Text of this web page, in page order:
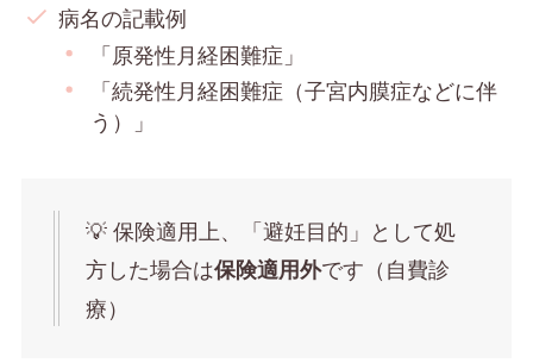
病名の記載例
「原発性月経困難症」
「続発性月経困難症（子宮内膜症などに伴
う）」
💡 保険適用上、「避妊目的」として処
方した場合は保険適用外です（自費診
療）